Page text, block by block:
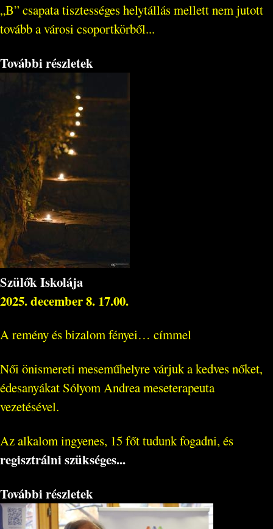
„B” csapata tisztességes helytállás mellett nem jutott
tovább a városi csoportkörből...
További részletek
Szülők Iskolája
2025. december 8. 17.00.
A remény és bizalom fényei… címmel
Női önismereti meseműhelyre várjuk a kedves nőket,
édesanyákat Sólyom Andrea meseterapeuta
vezetésével.
Az alkalom ingyenes, 15 főt tudunk fogadni, és
regisztrálni szükséges...
További részletek